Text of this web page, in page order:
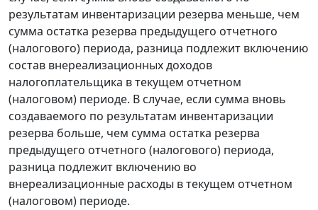
результатам инвентаризации резерва меньше, чем
сумма остатка резерва предыдущего отчетного
(налогового) периода, разница подлежит включению
состав внереализационных доходов
налогоплательщика в текущем отчетном
(налоговом) периоде. В случае, если сумма вновь
создаваемого по результатам инвентаризации
резерва больше, чем сумма остатка резерва
предыдущего отчетного (налогового) периода,
разница подлежит включению во
внереализационные расходы в текущем отчетном
(налоговом) периоде.